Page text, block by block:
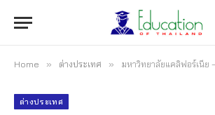
Home » ต่างประเทศ » มหาวิทยาลัยแคลิฟอร์เนีย – ลอสแองเจลิส
ต่างประเทศ